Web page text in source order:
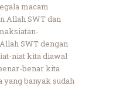
macam
Allah SWT dan
SWT dengan
niat kita diawal
benar kita
banyak sudah